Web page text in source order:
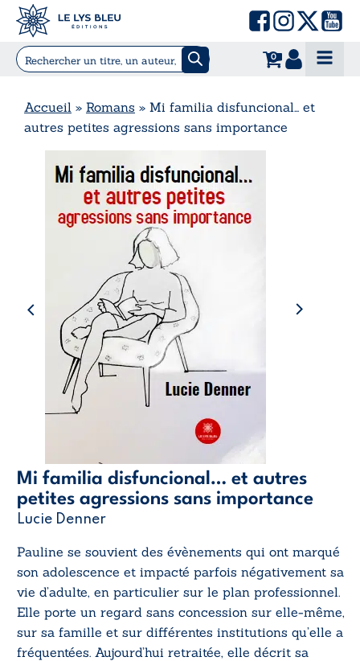
0
Accueil » Romans » Mi familia disfuncional… et
autres petites agressions sans importance
Mi familia disfuncional… et autres
petites agressions sans importance
Lucie Denner
Pauline se souvient des évènements qui ont marqué
son adolescence et impacté parfois négativement sa
vie d’adulte, en particulier sur le plan professionnel.
Elle porte un regard sans concession sur elle-même,
sur sa famille et sur différentes institutions qu’elle a
fréquentées. Aujourd’hui retraitée, elle décrit sa